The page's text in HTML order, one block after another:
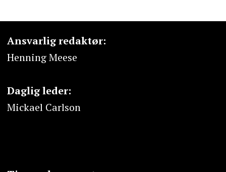
Ansvarlig redaktør:
Henning Meese
Daglig leder:
Mickael Carlson